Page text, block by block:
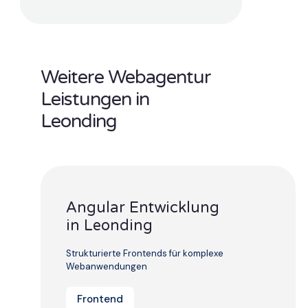
Weitere Webagentur
Leistungen in
Leonding
Angular Entwicklung
in Leonding
Strukturierte Frontends für komplexe
Webanwendungen
Frontend